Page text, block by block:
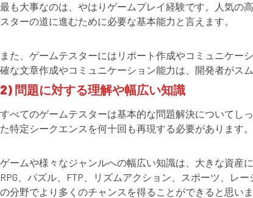
最も大事なのは、やはりゲームプレイ経験です。人気の
スターの道に進むために必要な基本能力と言えます。
また、ゲームテスターにはリポート作成やコミュニケー
確な文章作成やコミュニケーション能力は、開発者がス
2) 問題に対する理解や幅広い知識
すべてのゲームテスターは基本的な問題解決についてし
た特定シークエンスを何十回も再現する必要があります
ゲームや様々なジャンルへの幅広い知識は、大きな資産
RPG、パズル、FTP、リズムアクション、スポーツ、レ
の分野でより多くのチャンスを得ることができると思いま